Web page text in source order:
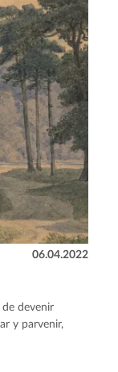
06.04.2022
de devenir
y parvenir,